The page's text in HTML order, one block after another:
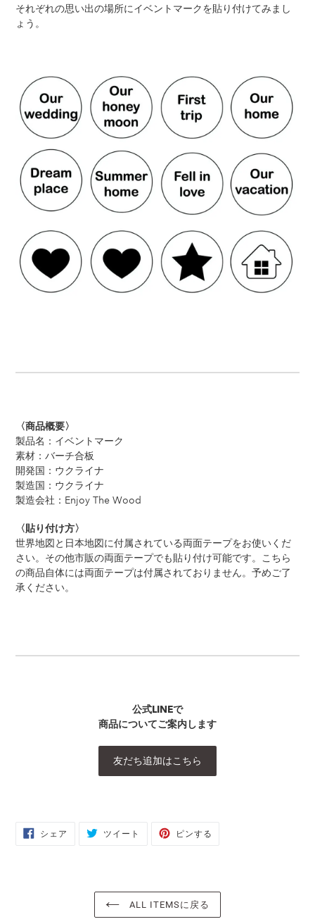
それぞれの思い出の場所にイベントマークを貼り付けてみまし
ょう。
〈商品概要〉
製品名：イベントマーク
素材：バーチ合板
開発国：ウクライナ
製造国：ウクライナ
製造会社：Enjoy The Wood
〈貼り付け方〉
世界地図と日本地図に付属されている両面テープをお使いくだ
さい。その他市販の両面テープでも貼り付け可能です。こちら
の商品自体には両面テープは付属されておりません。予めご了
承ください。
公式LINEで
商品についてご案内します
友だち追加はこちら
シェア FACEBOOKツイート
TWITTERピンする
ALL ITEMSに戻る